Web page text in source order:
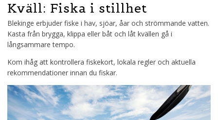
Kväll: Fiska i stillhet
Blekinge erbjuder fiske i hav, sjöar, åar och strömmande vatten.
Kasta från brygga, klippa eller båt och låt kvällen gå i
långsammare tempo.
Kom ihåg att kontrollera fiskekort, lokala regler och aktuella
rekommendationer innan du fiskar.